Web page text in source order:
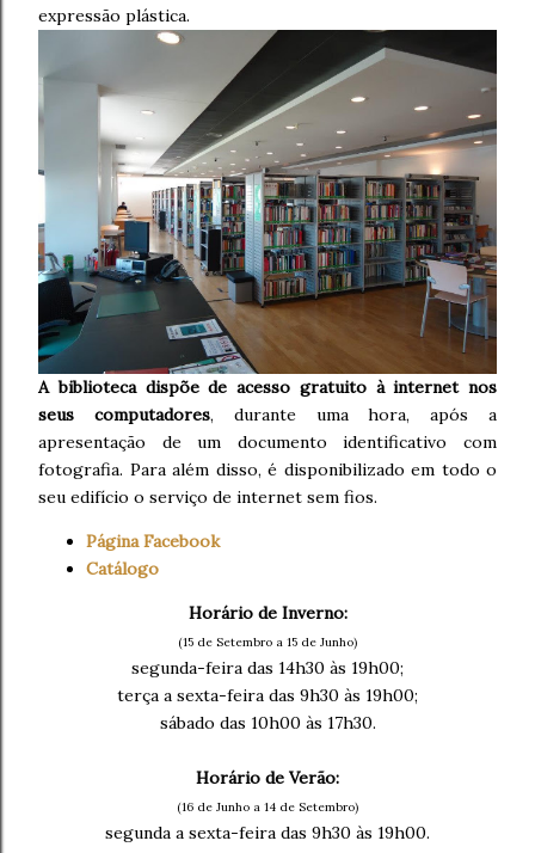
expressão plástica.
A biblioteca dispõe de acesso gratuito à internet nos
seus computadores, durante uma hora, após a
apresentação de um documento identificativo com
fotografia. Para além disso, é disponibilizado em todo o
seu edifício o serviço de internet sem fios.
Página Facebook
Catálogo
Horário de Inverno:
(15 de Setembro a 15 de Junho)
segunda-feira das 14h30 às 19h00;
terça a sexta-feira das 9h30 às 19h00;
sábado das 10h00 às 17h30.
Horário de Verão:
(16 de Junho a 14 de Setembro)
segunda a sexta-feira das 9h30 às 19h00.